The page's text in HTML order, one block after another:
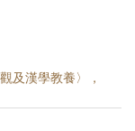
及漢學教養〉，